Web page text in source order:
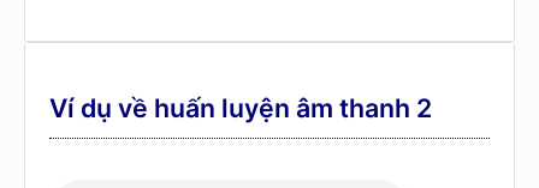
Ví dụ về huấn luyện âm thanh 2